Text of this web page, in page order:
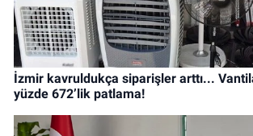
İzmir kavruldukça siparişler arttı...
yüzde 672’lik patlama!